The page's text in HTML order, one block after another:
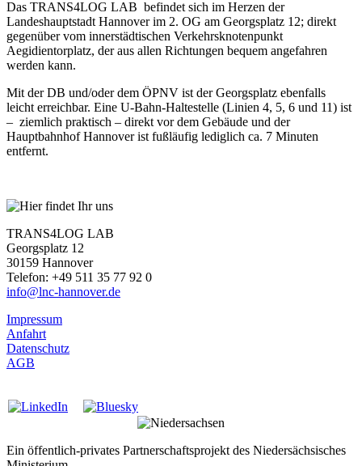
Das TRANS4LOG LAB befindet sich im Herzen der
Landeshauptstadt Hannover im 2. OG am Georgsplatz 12; direkt
gegenüber vom innerstädtischen Verkehrsknotenpunkt
Aegidientorplatz, der aus allen Richtungen bequem angefahren
werden kann.
Mit der DB und/oder dem ÖPNV ist der Georgsplatz ebenfalls
leicht erreichbar. Eine U-Bahn-Haltestelle (Linien 4, 5, 6 und 11) ist
– ziemlich praktisch – direkt vor dem Gebäude und der
Hauptbahnhof Hannover ist fußläufig lediglich ca. 7 Minuten
entfernt.
TRANS4LOG LAB
Georgsplatz 12
30159 Hannover
Telefon: +49 511 35 77 92 0
info@lnc-hannover.de
Impressum
Anfahrt
Datenschutz
AGB
Ein öffentlich-privates Partnerschaftsprojekt des Niedersächsisches